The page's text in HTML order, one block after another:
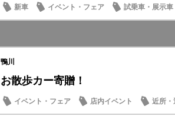
新車 イベント・フェア 試乗車・展示車
鴨川
お散歩カー寄贈！
イベント・フェア 店内イベント 近所・